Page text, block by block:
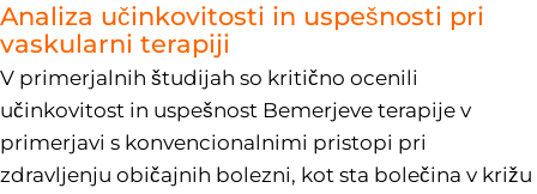
Analiza učinkovitosti in uspešnosti pri
vaskularni terapiji
V primerjalnih študijah so kritično ocenili
učinkovitost in uspešnost Bemerjeve terapije v
primerjavi s konvencionalnimi pristopi pri
zdravljenju običajnih bolezni, kot sta bolečina v križu